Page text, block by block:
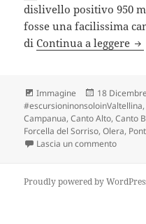
dislivello positivo 950
fosse una facilissima
diContinua a leggere
Formato
Immagine
Scritto
il
18
#escursioninonsoloinValtellina
Campanua,Canto Alto,Canto
Forcella del Sorriso,Olera,
Lascia un commentosu
Proudly powered by